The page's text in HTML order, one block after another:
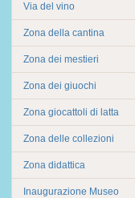
Via del vino
Zona della cantina
Zona dei mestieri
Zona dei giuochi
Zona giocattoli di latta
Zona delle collezioni
Zona didattica
Inaugurazione Museo